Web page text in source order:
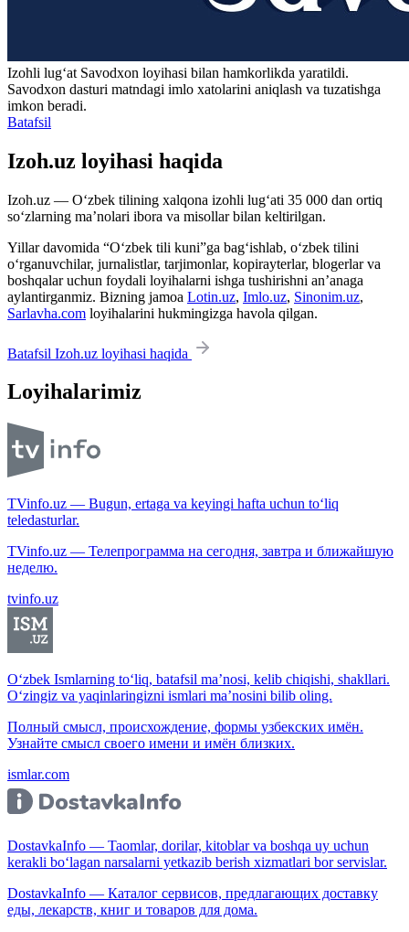
Izohli lugʻat Savodxon loyihasi bilan hamkorlikda yaratildi.
Savodxon dasturi matndagi imlo xatolarini aniqlash va tuzatishga
imkon beradi.
Batafsil
Izoh.uz loyihasi haqida
Izoh.uz — O‘zbek tilining xalqona izohli lug‘ati 35 000 dan ortiq
so‘zlarning ma’nolari ibora va misollar bilan keltirilgan.
Yillar davomida “O‘zbek tili kuni”ga bag‘ishlab, o‘zbek tilini
o‘rganuvchilar, jurnalistlar, tarjimonlar, kopirayterlar, blogerlar va
boshqalar uchun foydali loyihalarni ishga tushirishni an’anaga
aylantirganmiz. Bizning jamoa Lotin.uz, Imlo.uz, Sinonim.uz,
Sarlavha.com loyihalarini hukmingizga havola qilgan.
Batafsil Izoh.uz loyihasi haqida
Loyihalarimiz
TVinfo.uz — Bugun, ertaga va keyingi hafta uchun to‘liq
teledasturlar.
TVinfo.uz — Телепрограмма на сегодня, завтра и ближайшую
неделю.
tvinfo.uz
O‘zbek Ismlarning to‘liq, batafsil ma’nosi, kelib chiqishi, shakllari.
O‘zingiz va yaqinlaringizni ismlari ma’nosini bilib oling.
Полный смысл, происхождение, формы узбекских имён.
Узнайте смысл своего имени и имён близких.
ismlar.com
DostavkaInfo — Taomlar, dorilar, kitoblar va boshqa uy uchun
kerakli bo‘lagan narsalarni yetkazib berish xizmatlari bor servislar.
DostavkaInfo — Каталог сервисов, предлагающих доставку
еды, лекарств, книг и товаров для дома.